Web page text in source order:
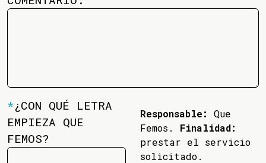
*¿CON QUÉ LETRA
EMPIEZA QUE
FEMOS?
Responsable:
Que
Femos. Finalidad:
prestar el servicio
solicitado.